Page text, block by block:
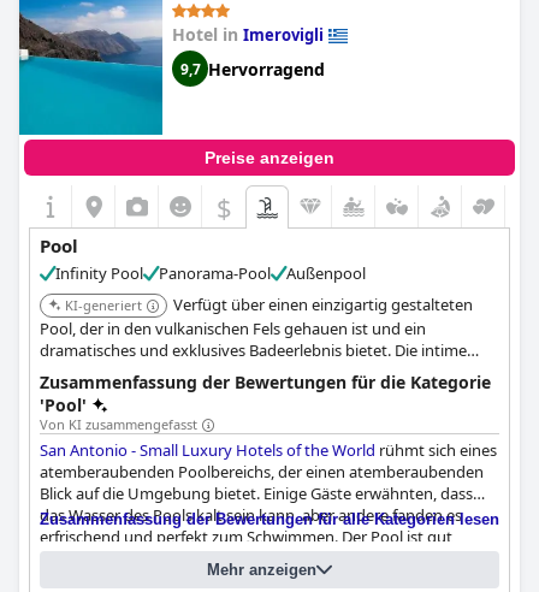
Hotel in Imerovigli
9,7 Hervorragend
Preise anzeigen
$
Pool
Infinity Pool Panorama-Pool Außenpool
KI-generiert
Verfügt über einen einzigartig gestalteten
Pool, der in den vulkanischen Fels gehauen ist und ein
dramatisches und exklusives Badeerlebnis bietet. Die intime
Atmosphäre und der außergewöhnliche Service des Hotels
erhöhen seine Attraktivität.
Zusammenfassung der Bewertungen für die Kategorie
'Pool'
Von KI zusammengefasst
San Antonio - Small Luxury Hotels of the World rühmt sich eines
atemberaubenden Poolbereichs, der einen atemberaubenden
Blick auf die Umgebung bietet. Einige Gäste erwähnten, dass
das Wasser des Pools kalt sein kann, aber andere fanden es
erfrischend und perfekt zum Schwimmen. Der Pool ist gut
gepflegt, sauber und einladend und fügt sich mit seinem
Infinity-Design perfekt in die malerische Landschaft ein.
Zusammenfassung der Bewertungen für alle Kategorien lesen
Mehr anzeigen